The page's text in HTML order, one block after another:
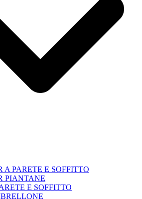
A PARETE E SOFFITTO
PIANTANE
E SOFFITTO